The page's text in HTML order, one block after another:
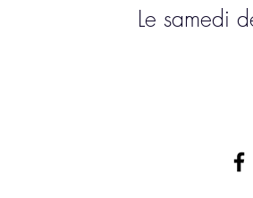
Le samedi